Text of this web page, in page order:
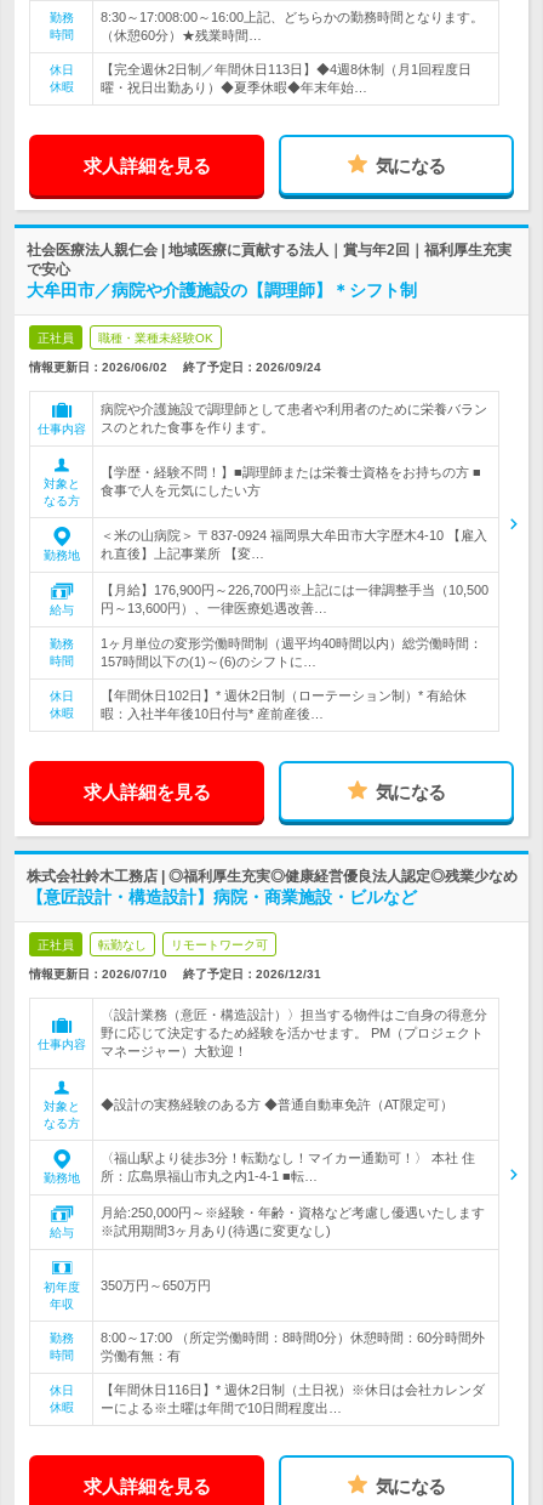
勤務
時間
8:30～17:008:00～16:00上記、どちらかの勤務時間となります。
（休憩60分）★残業時間…
休日
休暇
【完全週休2日制／年間休日113日】◆4週8休制（月1回程度日
曜・祝日出勤あり）◆夏季休暇◆年末年始…
求人詳細を見る 気になる
社会医療法人親仁会 | 地域医療に貢献する法人｜賞与年2回｜福利厚生充実
で安心
大牟田市／病院や介護施設の【調理師】＊シフト制
正社員 職種・業種未経験OK
情報更新日：2026/06/02 終了予定日： 2026/09/24
仕事内容
病院や介護施設で調理師として患者や利用者のために栄養バラン
スのとれた食事を作ります。
対象と
なる方
【学歴・経験不問！】■調理師または栄養士資格をお持ちの方 ■
食事で人を元気にしたい方
勤務地
＜米の山病院＞ 〒837-0924 福岡県大牟田市大字歴木4-10 【雇入
れ直後】上記事業所 【変…
給与
【月給】176,900円～226,700円※上記には一律調整手当（10,500
円～13,600円）、一律医療処遇改善…
勤務
時間
1ヶ月単位の変形労働時間制（週平均40時間以内）総労働時間：
157時間以下の(1)～(6)のシフトに…
休日
休暇
【年間休日102日】* 週休2日制（ローテーション制）* 有給休
暇：入社半年後10日付与* 産前産後…
求人詳細を見る 気になる
株式会社鈴木工務店 | ◎福利厚生充実◎健康経営優良法人認定◎残業少なめ
【意匠設計・構造設計】病院・商業施設・ビルなど
正社員 転勤なし リモートワーク可
情報更新日：2026/07/10 終了予定日： 2026/12/31
仕事内容
〈設計業務（意匠・構造設計）〉担当する物件はご自身の得意分
野に応じて決定するため経験を活かせます。 PM（プロジェクト
マネージャー）大歓迎！
対象と
なる方
◆設計の実務経験のある方 ◆普通自動車免許（AT限定可）
勤務地
〈福山駅より徒歩3分！転勤なし！マイカー通勤可！〉 本社 住
所：広島県福山市丸之内1-4-1 ■転…
給与
月給:250,000円～※経験・年齢・資格など考慮し優遇いたします
※試用期間3ヶ月あり(待遇に変更なし)
初年度
年収
350万円～650万円
勤務
時間
8:00～17:00 （所定労働時間：8時間0分）休憩時間：60分時間外
労働有無：有
休日
休暇
【年間休日116日】* 週休2日制（土日祝）※休日は会社カレンダ
ーによる※土曜は年間で10日間程度出…
求人詳細を見る 気になる